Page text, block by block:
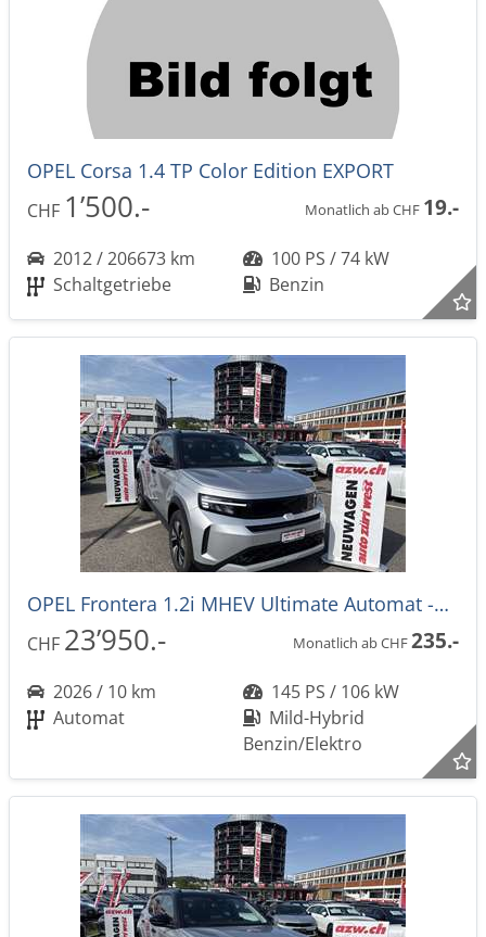
OPEL Corsa 1.4 TP Color Edition EXPORT
CHF 1’500.- Monatlich ab CHF 19.-
2012 / 206673 km
100 PS / 74 kW
Schaltgetriebe
Benzin
OPEL Frontera 1.2i MHEV Ultimate Automat -28%
CHF 23’950.- Monatlich ab CHF235.-
2026 / 10 km
145 PS / 106 kW
Automat
Mild-Hybrid
Benzin/Elektro